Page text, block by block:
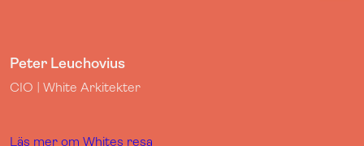
Peter Leuchovius
CIO | White Arkitekter
Läs mer om Whites resa